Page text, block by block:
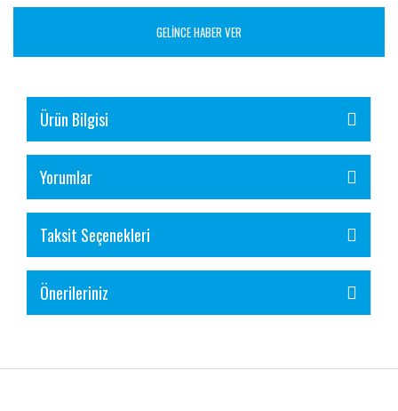
GELİNCE HABER VER
Ürün Bilgisi
Yorumlar
Taksit Seçenekleri
Önerileriniz